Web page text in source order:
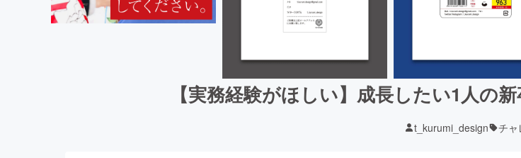
【実務経験がほしい】成長したい1人の
t_kurumi_design チャ